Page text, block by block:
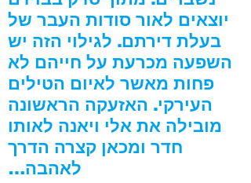
יוצאים לאור סודות העבר של
בעלת דירתם. לגילוי הזה יש
השפעה מכרעת על חייהם לא
פחות מאשר לאיום הטילים
העירקי. האזעקה הראשונה
מובילה את אלי ויאנה לאותו
חדר ומכאן קצרה הדרך
לאהבה…